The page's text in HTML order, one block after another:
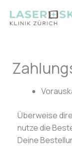
Inhalt
Überweise
nutze die
Deine